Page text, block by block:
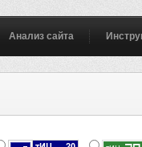
Анализ сайта